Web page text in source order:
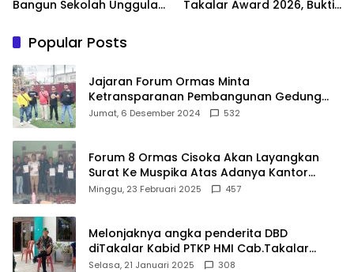
Bangun Sekolah Unggulan
Terbaik Dunia
Takalar Award 2026, Bukti
Popular Posts
Jajaran Forum Ormas Minta
Ketransparanan Pembangunan Gedung
Damkar Di Kecamatan Cisoka
Jumat, 6 Desember 2024 532
Forum 8 Ormas Cisoka Akan Layangkan
Surat Ke Muspika Atas Adanya Kantor
Matel di Cisoka
Minggu, 23 Februari 2025 457
Melonjaknya angka penderita DBD
diTakalar Kabid PTKP HMI Cab.Takalar
angkat bicara
Selasa, 21 Januari 2025 308